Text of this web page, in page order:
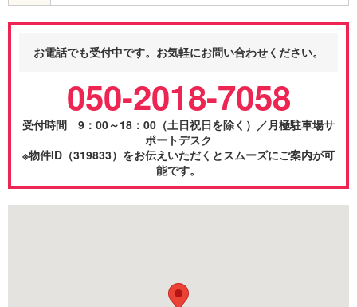
お電話でも受付中です。お気軽にお問い合わせください。
050-2018-7058
受付時間 9：00～18：00（土日祝日を除く）／月極駐車場サ
ポートデスク
※物件ID（319833）をお伝えいただくとスムーズにご案内が可
能です。